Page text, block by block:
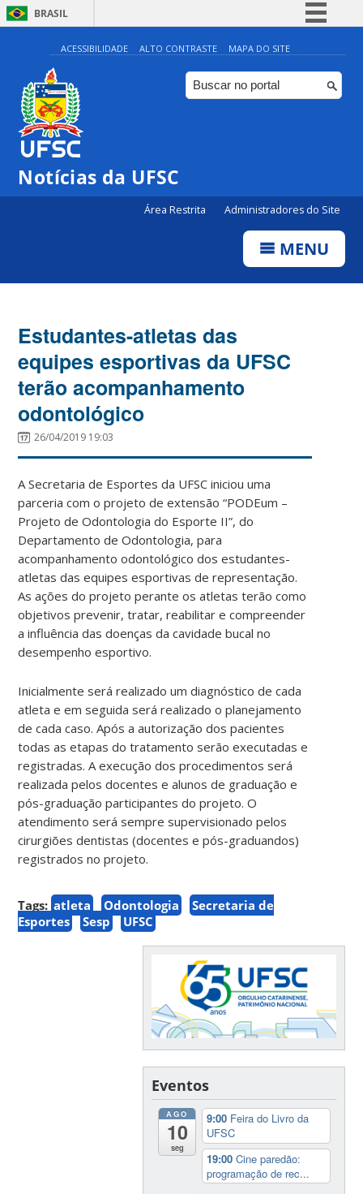
BRASIL
Simplifique!
Comunica BR
Participe
ACESSIBILIDADE ALTO CONTRASTE MAPA DO SITE
Notícias da UFSC
Área Restrita Administradores do Site
MENU
Estudantes-atletas das
equipes esportivas da UFSC
terão acompanhamento
odontológico
26/04/2019 19:03
A Secretaria de Esportes da UFSC iniciou uma
parceria com o projeto de extensão “PODEum –
Projeto de Odontologia do Esporte II”, do
Departamento de Odontologia, para
acompanhamento odontológico dos estudantes-
atletas das equipes esportivas de representação.
As ações do projeto perante os atletas terão como
objetivos prevenir, tratar, reabilitar e compreender
a influência das doenças da cavidade bucal no
desempenho esportivo.
Inicialmente será realizado um diagnóstico de cada
atleta e em seguida será realizado o planejamento
de cada caso. Após a autorização dos pacientes
todas as etapas do tratamento serão executadas e
registradas. A execução dos procedimentos será
realizada pelos docentes e alunos de graduação e
pós-graduação participantes do projeto. O
atendimento será sempre supervisionado pelos
cirurgiões dentistas (docentes e pós-graduandos)
registrados no projeto.
Tags: atleta Odontologia
Secretaria de
Esportes
Sesp UFSC
Eventos
AGO
10
seg
9:00 Feira do Livro da
UFSC
19:00Cine paredão:
programação de rec...